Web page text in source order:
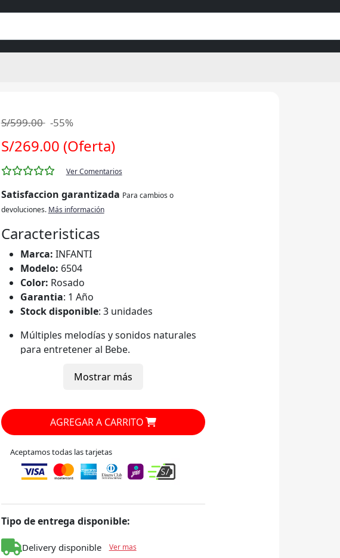
S/599.00-55%
S/269.00 (Oferta)
Ver Comentarios
Satisfaccion garantizada Para cambios o
devoluciones. Más información
Caracteristicas
Marca: INFANTI
Modelo: 6504
Color: Rosado
Garantia: 1 Año
Stock disponible: 3 unidades
Múltiples melodías y sonidos naturales
para entretener al Bebe.
luces Led para mecer a tu bebé. Asiento
enganchar.
Barra de Juguetes extraíbles con 2
peluches de juguetes.
Su gran diseño permite plegarlo para un
fácil almacenamiento y desplazamiento.
Reposacabezas extraíble
Medidas75x59x59.
Mostrar más
AGREGAR A CARRITO
Aceptamos todas las tarjetas
Tipo de entrega disponible:
Delivery disponible Ver mas